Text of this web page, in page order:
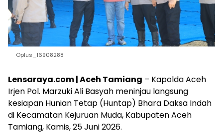
Oplus_16908288
Lensaraya.com | Aceh Tamiang – Kapolda Aceh
Irjen Pol. Marzuki Ali Basyah meninjau langsung
kesiapan Hunian Tetap (Huntap) Bhara Daksa Indah
di Kecamatan Kejuruan Muda, Kabupaten Aceh
Tamiang, Kamis, 25 Juni 2026.